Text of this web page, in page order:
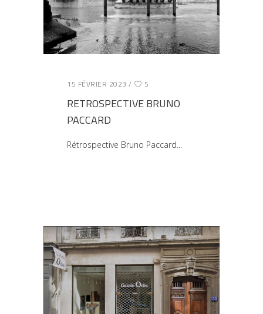
15 FÉVRIER 2023 5
RETROSPECTIVE BRUNO
PACCARD
Rétrospective Bruno Paccard